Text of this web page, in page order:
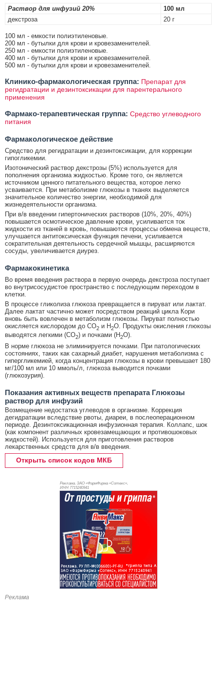
Раствор для инфузий 20%
100 мл
декстроза
20 г
100 мл - емкости полиэтиленовые.
200 мл - бутылки для крови и кровезаменителей.
250 мл - емкости полиэтиленовые.
400 мл - бутылки для крови и кровезаменителей.
500 мл - бутылки для крови и кровезаменителей.
Клинико-фармакологическая группа: Препарат для
регидратации и дезинтоксикации для парентерального
применения
Фармако-терапевтическая группа: Средство углеводного
питания
Фармакологическое действие
Средство для регидратации и дезинтоксикации, для коррекции
гипогликемии.
Изотонический раствор декстрозы (5%) используется для
пополнения организма жидкостью. Кроме того, он является
источником ценного питательного вещества, которое легко
усваивается. При метаболизме глюкозы в тканях выделяется
значительное количество энергии, необходимой для
жизнедеятельности организма.
При в/в введении гипертонических растворов (10%, 20%, 40%)
повышается осмотическое давление крови, усиливается ток
жидкости из тканей в кровь, повышаются процессы обмена веществ,
улучшается антитоксическая функция печени, усиливается
сократительная деятельность сердечной мышцы, расширяются
сосуды, увеличивается диурез.
Фармакокинетика
Во время введения раствора в первую очередь декстроза поступает
во внутрисосудистое пространство с последующим переходом в
клетки.
В процессе гликолиза глюкоза превращается в пируват или лактат.
Далее лактат частично может посредством реакций цикла Кори
вновь быть вовлечен в метаболизм глюкозы. Пируват полностью
окисляется кислородом до CO2 и H2O. Продукты окисления глюкозы
выводятся легкими (CO2) и почками (H2O).
В норме глюкоза не элиминируется почками. При патологических
состояниях, таких как сахарный диабет, нарушения метаболизма с
гипергликемией, когда концентрация глюкозы в крови превышает 180
мг/100 мл или 10 ммоль/л, глюкоза выводится почками
(глюкозурия).
Показания активных веществ препарата Глюкозы
раствор для инфузий
Возмещение недостатка углеводов в организме. Коррекция
дегидратации вследствие рвоты, диареи, в послеоперационном
периоде. Дезинтоксикационная инфузионная терапия. Коллапс, шок
(как компонент различных кровезамещающих и противошоковых
жидкостей). Используется для приготовления растворов
лекарственных средств для в/в введения.
Открыть список кодов МКБ
Реклама. ЗАО «ФармФирма «Сотекс»,
ИНН 7715240941
Реклама